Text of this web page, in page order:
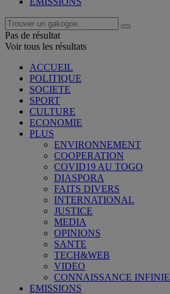
Pas de résultat
Voir tous les résultats
ACCUEIL
POLITIQUE
SOCIETE
SPORT
CULTURE
ECONOMIE
PLUS
ENVIRONNEMENT
COOPERATION
COVID19 AU TOGO
DIASPORA
FAITS DIVERS
INTERNATIONAL
JUSTICE
MEDIA
OPINIONS
SANTE
TECH&WEB
VIDEO
CONNAISSANCE INFINIE
EMISSIONS